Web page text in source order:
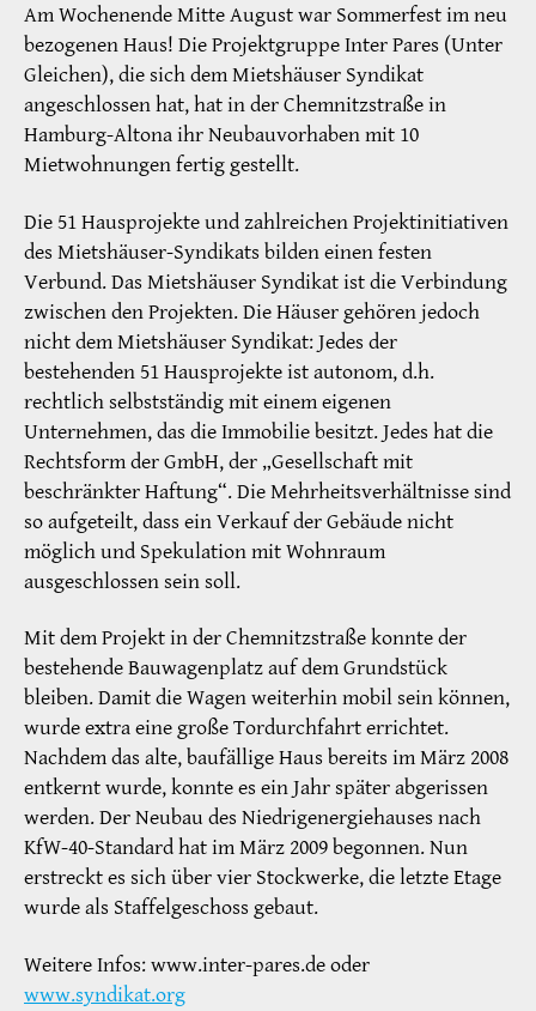
Am Wochenende Mitte August war Sommerfest im neu
bezogenen Haus! Die Projektgruppe Inter Pares (Unter
Gleichen), die sich dem Mietshäuser Syndikat
angeschlossen hat, hat in der Chemnitzstraße in
Hamburg-Altona ihr Neubauvorhaben mit 10
Mietwohnungen fertig gestellt.
Die 51 Hausprojekte und zahlreichen Projektinitiativen
des Mietshäuser-Syndikats bilden einen festen
Verbund. Das Mietshäuser Syndikat ist die Verbindung
zwischen den Projekten. Die Häuser gehören jedoch
nicht dem Mietshäuser Syndikat: Jedes der
bestehenden 51 Hausprojekte ist autonom, d.h.
rechtlich selbstständig mit einem eigenen
Unternehmen, das die Immobilie besitzt. Jedes hat die
Rechtsform der GmbH, der „Gesellschaft mit
beschränkter Haftung“. Die Mehrheitsverhältnisse sind
so aufgeteilt, dass ein Verkauf der Gebäude nicht
möglich und Spekulation mit Wohnraum
ausgeschlossen sein soll.
Mit dem Projekt in der Chemnitzstraße konnte der
bestehende Bauwagenplatz auf dem Grundstück
bleiben. Damit die Wagen weiterhin mobil sein können,
wurde extra eine große Tordurchfahrt errichtet.
Nachdem das alte, baufällige Haus bereits im März 2008
entkernt wurde, konnte es ein Jahr später abgerissen
werden. Der Neubau des Niedrigenergiehauses nach
KfW-40-Standard hat im März 2009 begonnen. Nun
erstreckt es sich über vier Stockwerke, die letzte Etage
wurde als Staffelgeschoss gebaut.
Weitere Infos: www.inter-pares.de oder
www.syndikat.org